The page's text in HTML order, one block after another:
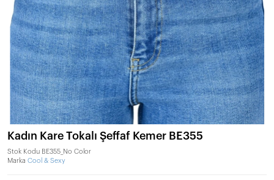
Kadın Kare Tokalı Şeffaf Kemer BE355
Stok Kodu BE355_No Color
Marka Cool & Sexy